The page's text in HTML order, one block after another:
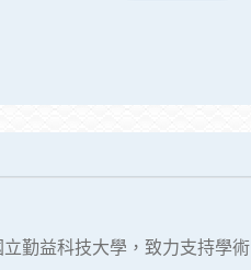
勤益科技大學，致力支持學術